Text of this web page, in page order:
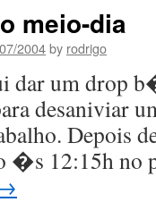
meio-dia
2004by rodrigo
dar um drop
desaniviar
Depois
�s 12:15h